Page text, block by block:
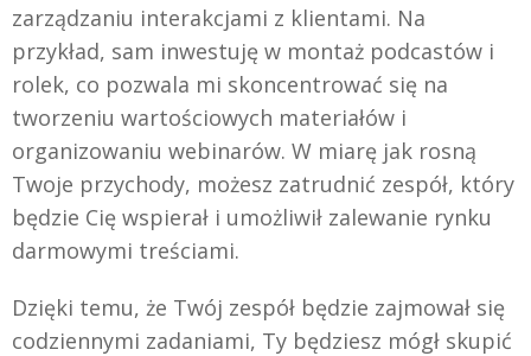
zarządzaniu interakcjami z klientami. Na
przykład, sam inwestuję w montaż podcastów i
rolek, co pozwala mi skoncentrować się na
tworzeniu wartościowych materiałów i
organizowaniu webinarów. W miarę jak rosną
Twoje przychody, możesz zatrudnić zespół, który
będzie Cię wspierał i umożliwił zalewanie rynku
darmowymi treściami.
Dzięki temu, że Twój zespół będzie zajmował się
codziennymi zadaniami, Ty będziesz mógł skupić